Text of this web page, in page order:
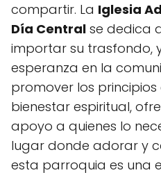
compartir. La Iglesia
Día Central se dedica
importar su trasfondo,
esperanza en la
promover los principios
bienestar espiritual,
apoyo a quienes lo
lugar donde adorar y
esta parroquia es una